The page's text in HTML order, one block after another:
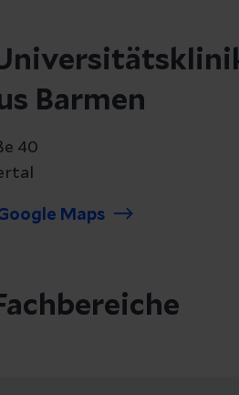
Barmen
40
Maps